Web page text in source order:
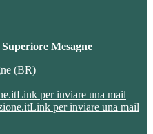
Mesagne
(BR)
Link per inviare una mail
Link per inviare una mail